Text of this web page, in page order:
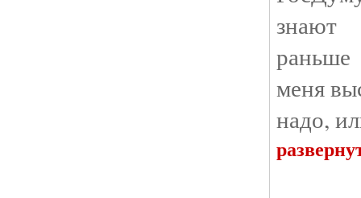
знают
раньше
меня
надо,